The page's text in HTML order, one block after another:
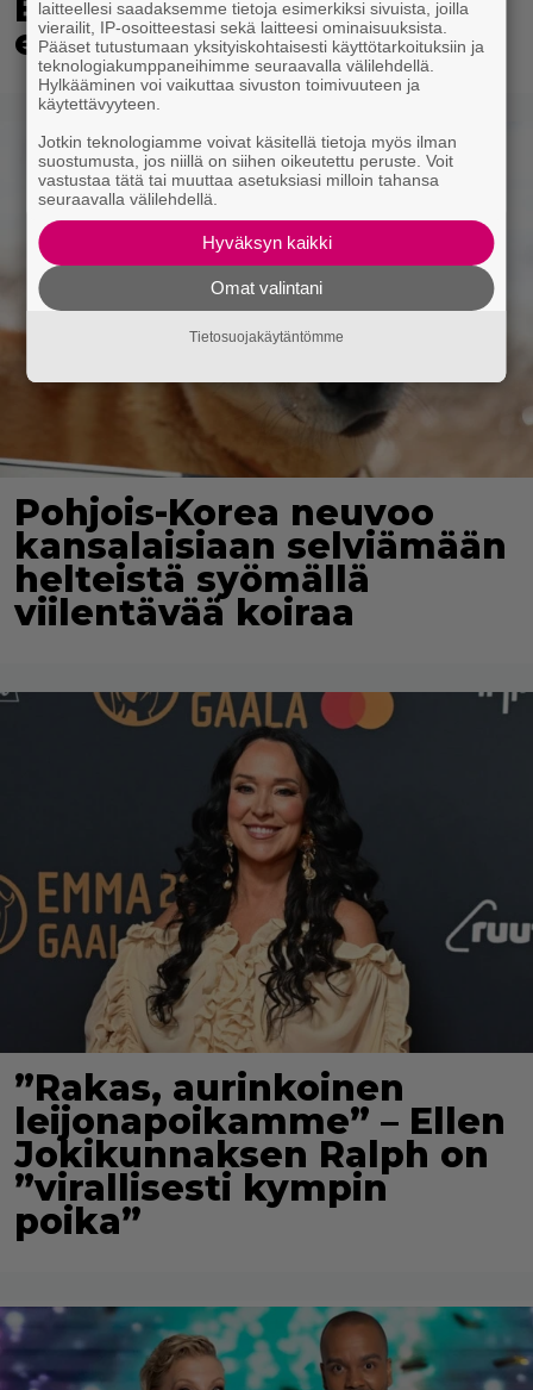
Eurojackpotista 80 000
euroa Suomeen – tänne
Pohjois-Korea neuvoo
kansalaisiaan selviämään
helteistä syömällä
viilentävää koiraa
”Rakas, aurinkoinen
leijonapoikamme” – Ellen
Jokikunnaksen Ralph on
”virallisesti kympin
poika”
laitteellesi saadaksemme tietoja esimerkiksi sivuista, joilla
vierailit, IP-osoitteestasi sekä laitteesi ominaisuuksista.
Pääset tutustumaan yksityiskohtaisesti käyttötarkoituksiin ja
teknologiakumppaneihimme seuraavalla välilehdellä.
Hylkääminen voi vaikuttaa sivuston toimivuuteen ja
käytettävyyteen.
Jotkin teknologiamme voivat käsitellä tietoja myös ilman
suostumusta, jos niillä on siihen oikeutettu peruste. Voit
vastustaa tätä tai muuttaa asetuksiasi milloin tahansa
seuraavalla välilehdellä.
Hyväksyn kaikki
Omat valintani
Tietosuojakäytäntömme